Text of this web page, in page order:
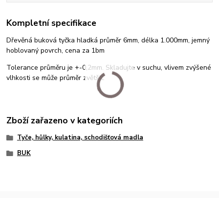
Kompletní specifikace
Dřevěná buková tyčka hladká průměr 6mm, délka 1.000mm, jemný
hoblovaný povrch, cena za 1bm
Tolerance průměru je +-0,2mm. Skladujte v suchu, vlivem zvýšené
vlhkosti se může průměr zvětšit.
Zboží zařazeno v kategoriích
Tyče, hůlky, kulatina, schodišťová madla
BUK